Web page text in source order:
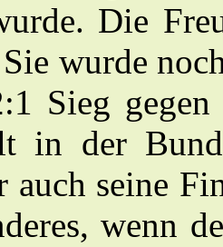
Die
wurde
Sieg
in der
auch seine
wenn